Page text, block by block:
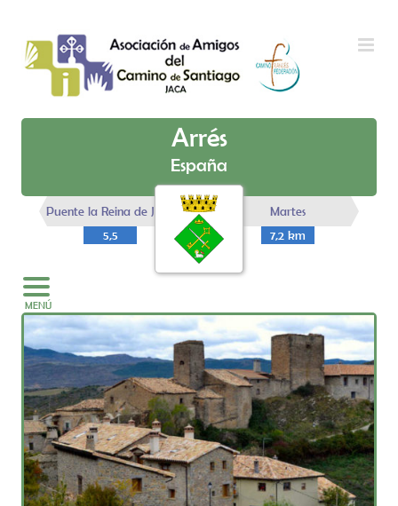
Arrés
España
Puente la Reina de Jaca
Martes
5,5
7,2 km
MENÚ